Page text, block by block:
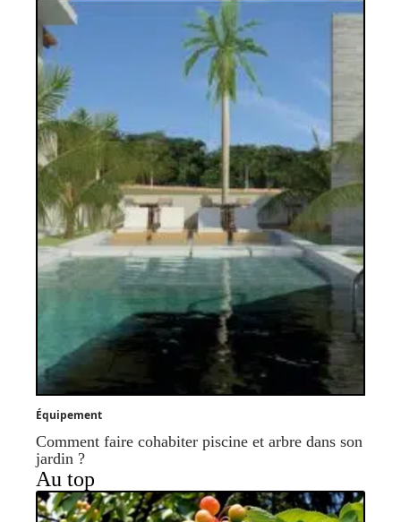
Équipement
Comment faire cohabiter piscine et arbre dans son
jardin ?
Au top